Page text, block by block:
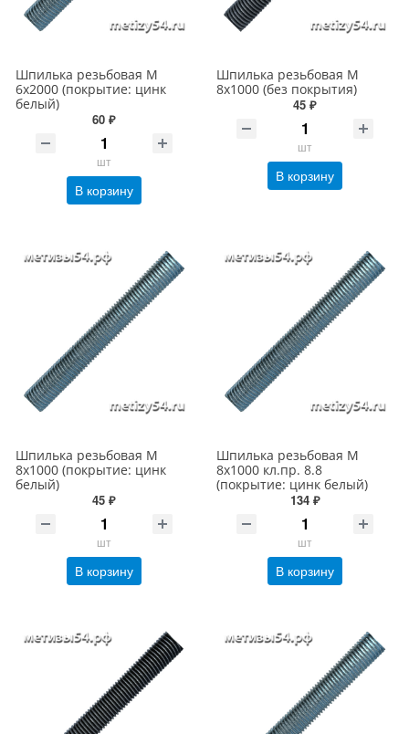
Шпилька резьбовая М
6х2000 (покрытие: цинк
белый)
60 ₽
шт
В корзину
Шпилька резьбовая М
8х1000 (без покрытия)
45 ₽
шт
В корзину
Шпилька резьбовая М
8х1000 (покрытие: цинк
белый)
45 ₽
шт
В корзину
Шпилька резьбовая М
8х1000 кл.пр. 8.8
(покрытие: цинк белый)
134 ₽
шт
В корзину